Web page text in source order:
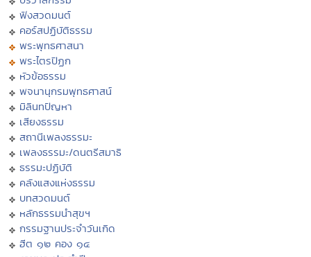
ฟังสวดมนต์
คอร์สปฏิบัติธรรม
พระพุทธศาสนา
พระไตรปิฏก
หัวข้อธรรม
พจนานุกรมพุทธศาสน์
มิลินทปัญหา
เสียงธรรม
สถานีเพลงธรรมะ
เพลงธรรมะ/ดนตรีสมาธิ
ธรรมะปฏิบัติ
คลังแสงแห่งธรรม
บทสวดมนต์
หลักธรรมนำสุขฯ
กรรมฐานประจำวันเกิด
ฮีต ๑๒ คอง ๑๔